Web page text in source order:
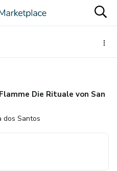
Die Rituale von San
dos Santos